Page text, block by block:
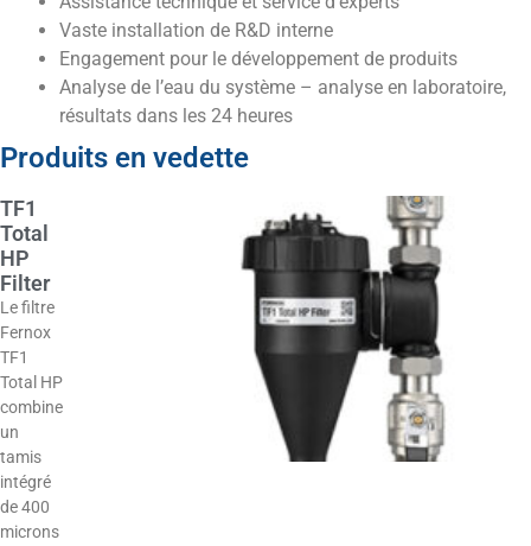
Vaste installation de R&D interne
Engagement pour le développement de produits
Analyse de l’eau du système – analyse en laboratoire,
résultats dans les 24 heures
Produits en vedette
TF1
Total
HP
Filter
Le filtre
Fernox
TF1
Total HP
combine
un
tamis
intégré
de 400
microns